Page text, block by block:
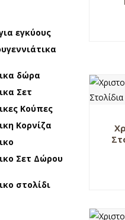
εγκύους
δώρα
Σετ
Κούπες
Κορνίζα
Σετ Δώρου
στολίδι